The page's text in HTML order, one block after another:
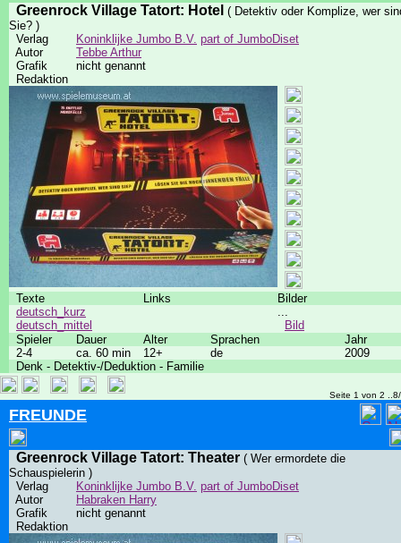
Greenrock Village Tatort: Hotel ( Detektiv oder Komplize, wer
Sie? )
Verlag
Koninklijke Jumbo B.V. part of JumboDiset
Autor
Tebbe Arthur
Grafik
nicht genannt
Redaktion
Texte Links
Bilder
deutsch_kurz
deutsch_mittel
...
Bild
Spieler
Dauer Alter Sprachen
Jahr
2-4
ca. 60 min 12+ de
2009
Denk - Detektiv-/Deduktion - Familie
Seite 1 von 2
FREUNDE
Greenrock Village Tatort: Theater ( Wer ermordete die
Schauspielerin )
Verlag
Koninklijke Jumbo B.V. part of JumboDiset
Autor
Habraken Harry
Grafik
nicht genannt
Redaktion